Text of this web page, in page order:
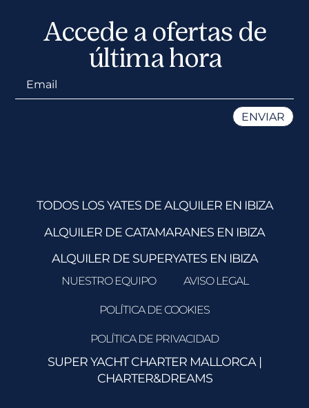
Accede a ofertas de
última hora
TODOS LOS YATES DE ALQUILER EN IBIZA
ALQUILER DE CATAMARANES EN IBIZA
ALQUILER DE SUPERYATES EN IBIZA
NUESTRO EQUIPO AVISO LEGAL
POLÍTICA DE COOKIES
POLÍTICA DE PRIVACIDAD
SUPER YACHT CHARTER MALLORCA |
CHARTER&DREAMS